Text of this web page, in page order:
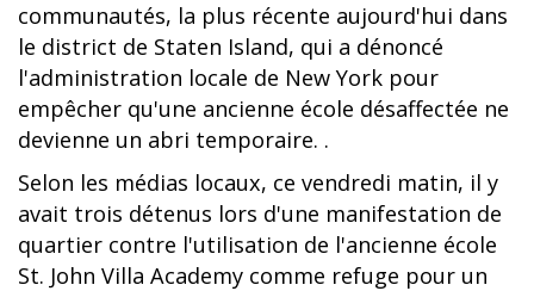
communautés, la plus récente aujourd'hui dans
le district de Staten Island, qui a dénoncé
l'administration locale de New York pour
empêcher qu'une ancienne école désaffectée ne
devienne un abri temporaire. .
Selon les médias locaux, ce vendredi matin, il y
avait trois détenus lors d'une manifestation de
quartier contre l'utilisation de l'ancienne école
St. John Villa Academy comme refuge pour un